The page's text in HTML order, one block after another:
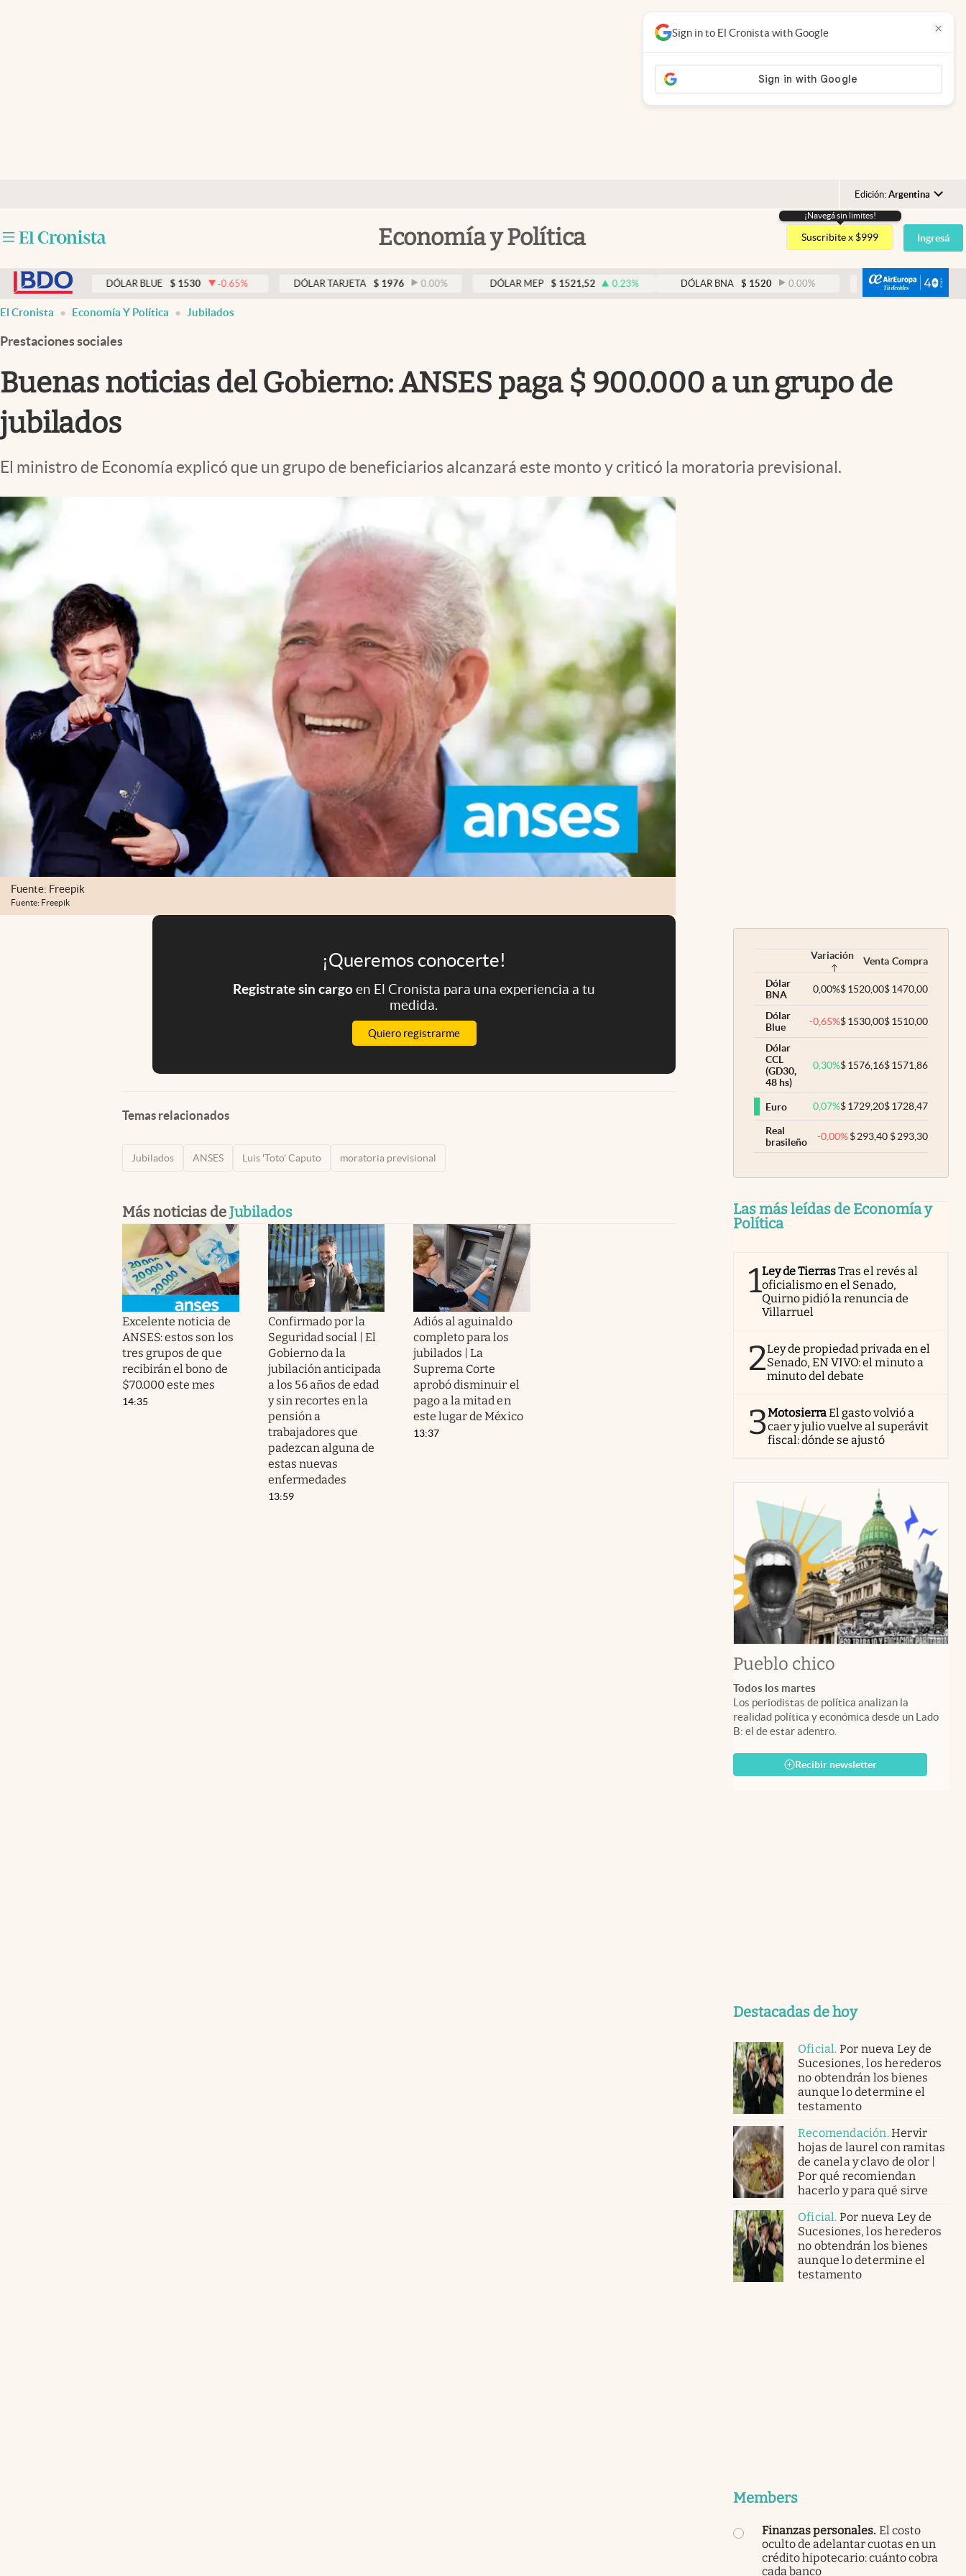
Edición: Argentina
Argentina
España
México
USA
Economía y Política
Otras secciones
Clima
Mundial 2026
Eventos Corporativos
El Cronista Studio
abre en nueva pestaña
¡Navegá sin limites!
Suscribite x $999 Ingresá
DÓLAR BLUE $ 1530 -0.65 % DÓLAR TARJETA $ 1976 0.00% DÓLAR MEP $ 1521,52 0.23% DÓLAR BNA $ 1520 0.00% DÓLAR BLUE $ 1530
Sign in to El Cronista with Google ×
El Cronista Economía Y Política Jubilados
Prestaciones sociales
Buenas noticias del Gobierno: ANSES paga $ 900.000 a un grupo de
jubilados
El ministro de Economía explicó que un grupo de beneficiarios alcanzará este monto y criticó la moratoria previsional.
Fuente: Freepik
Fuente: Freepik
¡Queremos conocerte!
Registrate sin cargoen El Cronista para una experiencia a tu
medida.
Quiero registrarme
Temas relacionados
Jubilados ANSES Luis 'Toto' Caputo moratoria previsional
Más noticias deJubilados
Excelente noticia de
ANSES: estos son los
tres grupos de que
recibirán el bono de
$70.000 este mes
14:35
Confirmado por la
Seguridad social | El
Gobierno da la
jubilación anticipada
a los 56 años de edad
y sin recortes en la
pensión a
trabajadores que
padezcan alguna de
estas nuevas
enfermedades
13:59
Adiós al aguinaldo
completo para los
jubilados | La
Suprema Corte
aprobó disminuir el
pago a la mitad en
este lugar de México
13:37
Variación Venta Compra
Dólar
BNA
0,00%$1520,00$1470,00
Dólar
Blue
-0,65%$1530,00$1510,00
Dólar
CCL
(GD30,
48 hs)
0,30%$1576,16$1571,86
Euro 0,07%$1729,20$1728,47
Real
brasileño
-0,00% $293,40 $293,30
Las más leídas de Economía y
Política
1Ley de TierrasTras el revés al
oficialismo en el Senado,
Quirno pidió la renuncia de
Villarruel
2Ley de propiedad privada en el
Senado, EN VIVO: el minuto a
minuto del debate
3MotosierraEl gasto volvió a
caer y julio vuelve al superávit
fiscal: dónde se ajustó
Pueblo chico
Todos los martes
Los periodistas de política analizan la
realidad política y económica desde un Lado
B: el de estar adentro.
Recibir newsletter
Destacadas de hoy
Oficial. Por nueva Ley de
Sucesiones, los herederos
no obtendrán los bienes
aunque lo determine el
testamento
Recomendación.Hervir
hojas de laurel con ramitas
de canela y clavo de olor |
Por qué recomiendan
hacerlo y para qué sirve
Oficial. Por nueva Ley de
Sucesiones, los herederos
no obtendrán los bienes
aunque lo determine el
testamento
Members
Finanzas personales. El costo
oculto de adelantar cuotas en un
crédito hipotecario: cuánto cobra
cada banco